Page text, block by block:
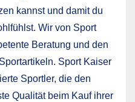
kannst und damit du
Wir von Sport
Beratung und den
Sport Kaiser
Sportler, die den
Qualität beim Kauf ihrer